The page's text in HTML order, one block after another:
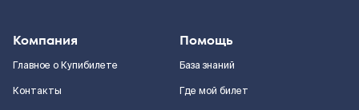
Компания
Главное о Купибилете
Контакты
Помощь
База знаний
Где мой билет